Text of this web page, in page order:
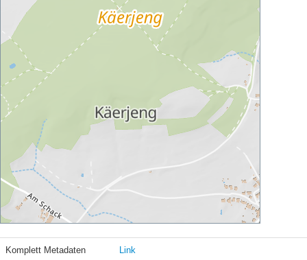
Komplett Metadaten Link